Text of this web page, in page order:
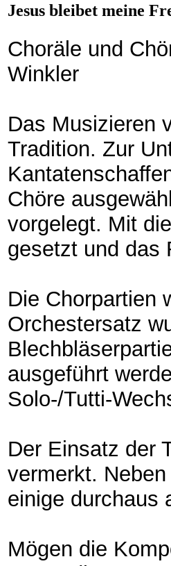
Jesus bleibet meine
Choräle und
Winkler
Das Musizieren
Tradition. Zur
Chöre
vorgelegt. Mit
gesetzt und das
Die Chorpartien
Orchestersatz
ausgeführt
Solo-/Tutti-
Der Einsatz der
vermerkt.
einige durchaus
Mögen die